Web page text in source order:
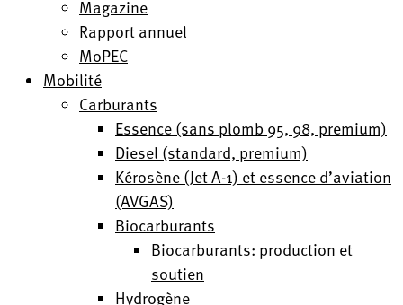
Magazine
Rapport annuel
MoPEC
Mobilité
Carburants
Essence (sans plomb 95, 98, premium)
Diesel (standard, premium)
Kérosène (Jet A-1) et essence d’aviation
(AVGAS)
Biocarburants
Biocarburants: production et
soutien
Hydrogène